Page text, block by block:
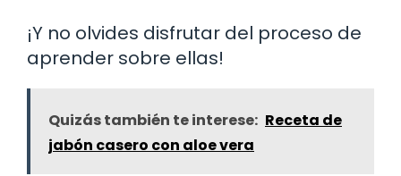
¡Y no olvides disfrutar del proceso de
aprender sobre ellas!
Quizás también te interese: Receta de
jabón casero con aloe vera